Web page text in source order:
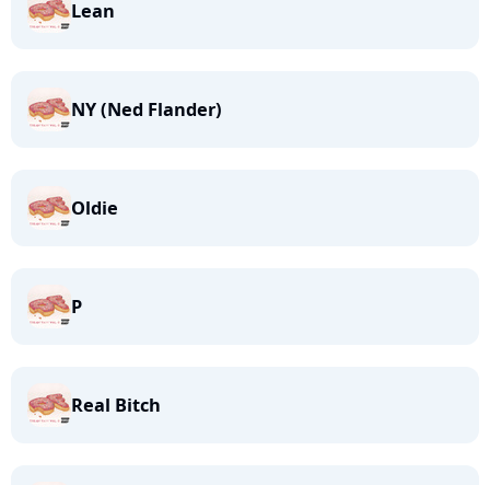
Lean
NY (Ned Flander)
Oldie
P
Real Bitch